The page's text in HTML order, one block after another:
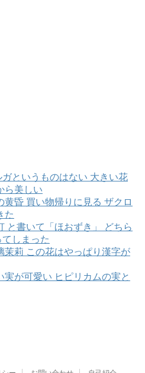
というものはない 大きい花
ら美しい
黄昏 買い物帰りに見る ザクロ
た
と書いて「ほおずき」 どちら
しまった
茉莉 この花はやっぱり漢字が
実が可愛い ヒピリカムの実と